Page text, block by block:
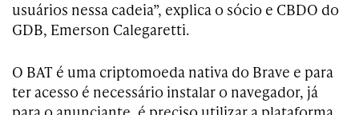
usuários nessa cadeia”, explica o sócio e CBDO do
GDB, Emerson Calegaretti.
O BAT é uma criptomoeda nativa do Brave e para
ter acesso é necessário instalar o navegador, já